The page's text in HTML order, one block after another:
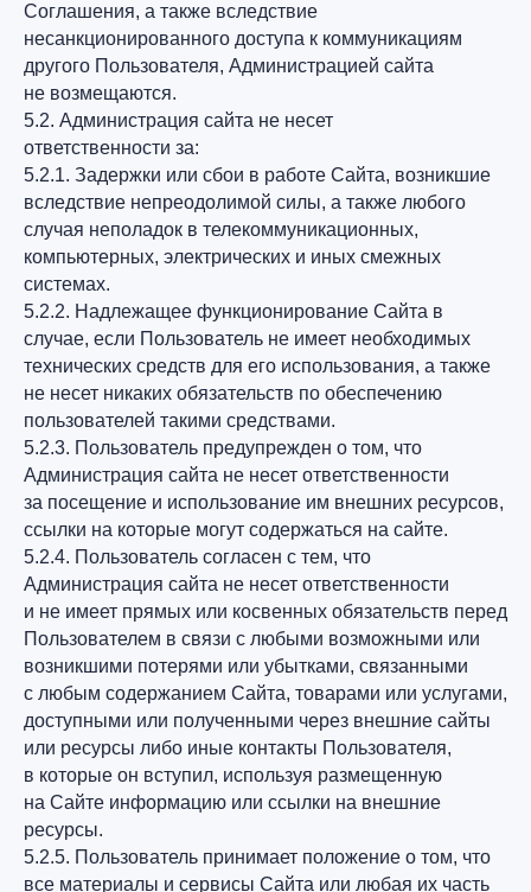
Соглашения, а также вследствие
несанкционированного доступа к коммуникациям
другого Пользователя, Администрацией сайта
не возмещаются.
5.2. Администрация сайта не несет
ответственности за:
5.2.1. Задержки или сбои в работе Сайта, возникшие
вследствие непреодолимой силы, а также любого
случая неполадок в телекоммуникационных,
компьютерных, электрических и иных смежных
системах.
5.2.2. Надлежащее функционирование Сайта в
случае, если Пользователь не имеет необходимых
технических средств для его использования, а также
не несет никаких обязательств по обеспечению
пользователей такими средствами.
5.2.3. Пользователь предупрежден о том, что
Администрация сайта не несет ответственности
за посещение и использование им внешних ресурсов,
ссылки на которые могут содержаться на сайте.
5.2.4. Пользователь согласен с тем, что
Администрация сайта не несет ответственности
и не имеет прямых или косвенных обязательств перед
Пользователем в связи с любыми возможными или
возникшими потерями или убытками, связанными
с любым содержанием Сайта, товарами или услугами,
доступными или полученными через внешние сайты
или ресурсы либо иные контакты Пользователя,
в которые он вступил, используя размещенную
на Сайте информацию или ссылки на внешние
ресурсы.
5.2.5. Пользователь принимает положение о том, что
все материалы и сервисы Сайта или любая их часть